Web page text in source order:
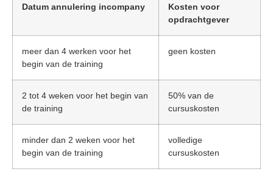
Datum annulering incompany
Kosten voor
opdrachtgever
meer dan 4 werken voor het
begin van de training
geen kosten
2 tot 4 weken voor het begin van
de training
50% van de
cursuskosten
minder dan 2 weken voor het
begin van de training
volledige
cursuskosten